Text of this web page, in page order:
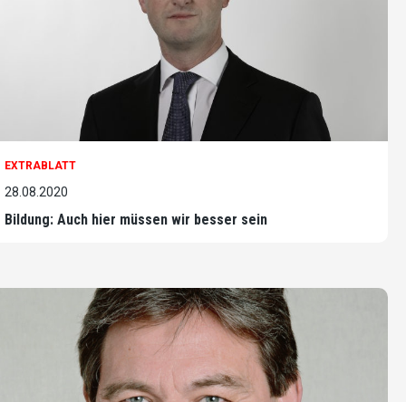
EXTRABLATT
28.08.2020
Bildung: Auch hier müssen wir besser sein